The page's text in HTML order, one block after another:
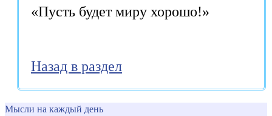
«Пусть будет миру хорошо!»
Назад в раздел
Мысли на каждый день